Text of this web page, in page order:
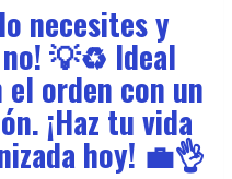
necesites y
💡♻️ Ideal
el orden con un
¡Haz tu vida
hoy! 💼👌